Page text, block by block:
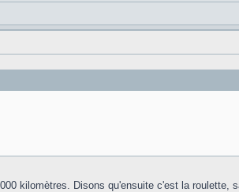
kilomètres. Disons qu'ensuite c'est la roulette,